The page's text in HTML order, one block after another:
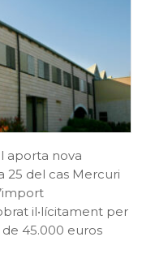
aporta nova
25 del cas Mercuri
il•lícitament per
de 45.000 euros